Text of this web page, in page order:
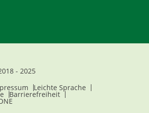
- 2025
Leichte Sprache
Barrierefreiheit